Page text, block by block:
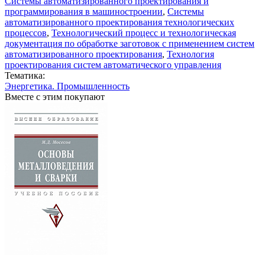
программирования в машиностроении, Системы
автоматизированного проектирования технологических
процессов, Технологический процесс и технологическая
документация по обработке заготовок с применением систем
автоматизированного проектирования, Технология
проектирования систем автоматического управления
Тематика:
Энергетика. Промышленность
Вместе с этим покупают